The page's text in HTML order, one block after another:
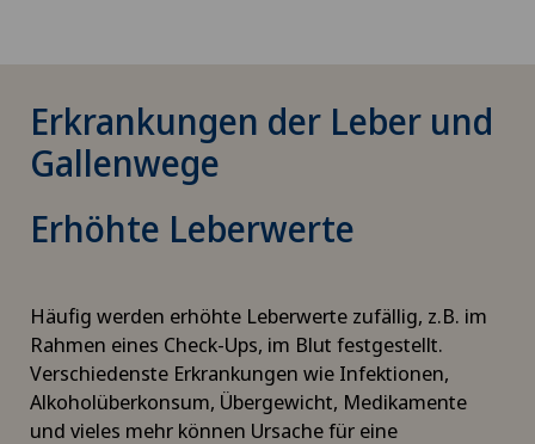
Erkrankungen der Leber und
Gallenwege
Erhöhte Leberwerte
Häufig werden erhöhte Leberwerte zufällig, z.B. im
Rahmen eines Check-Ups, im Blut festgestellt.
Verschiedenste Erkrankungen wie Infektionen,
Alkoholüberkonsum, Übergewicht, Medikamente
und vieles mehr können Ursache für eine